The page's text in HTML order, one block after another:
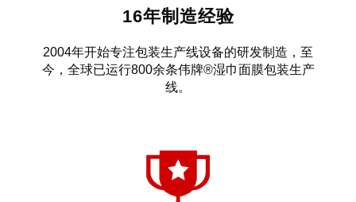
16年制造经验
2004年开始专注包装生产线设备的研发制造，至
今，全球已运行800余条伟牌®湿巾面膜包装生产
线。